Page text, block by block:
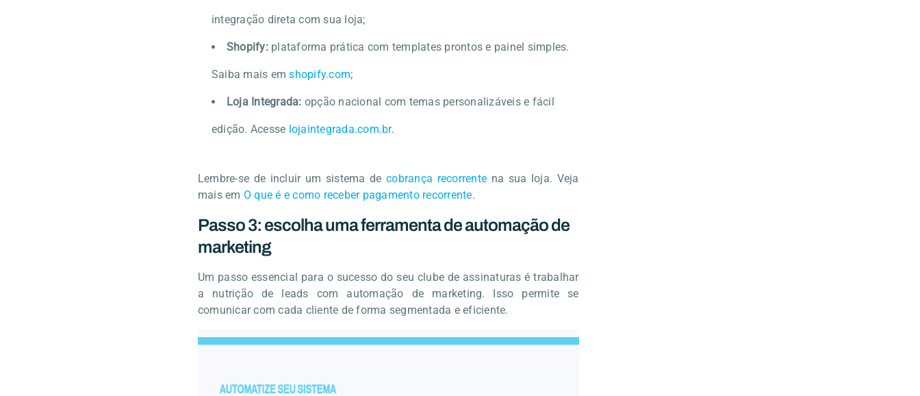
integração direta com sua loja;
Shopify:plataforma prática com templates prontos e painel simples.
Saiba mais emshopify.com;
Loja Integrada: opção nacional com temas personalizáveis e fácil
edição. Acesse lojaintegrada.com.br.
Lembre-se de incluir um sistema decobrança recorrente na sua loja. Veja
mais em O que é e como receber pagamento recorrente.
Passo 3: escolha uma ferramenta de automação de
marketing
Um passo essencial para o sucesso do seu clube de assinaturas é trabalhar
a nutrição de leads com automação de marketing. Isso permite se
comunicar com cada cliente de forma segmentada e eficiente.